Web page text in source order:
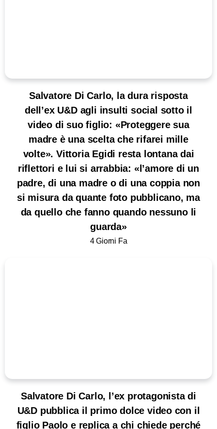
Salvatore Di Carlo, la dura risposta
dell’ex U&D agli insulti social sotto il
video di suo figlio: «Proteggere sua
madre è una scelta che rifarei mille
volte». Vittoria Egidi resta lontana dai
riflettori e lui si arrabbia: «l’amore di un
padre, di una madre o di una coppia non
si misura da quante foto pubblicano, ma
da quello che fanno quando nessuno li
guarda»
4 Giorni Fa
Salvatore Di Carlo, l’ex protagonista di
U&D pubblica il primo dolce video con il
figlio Paolo e replica a chi chiede perché